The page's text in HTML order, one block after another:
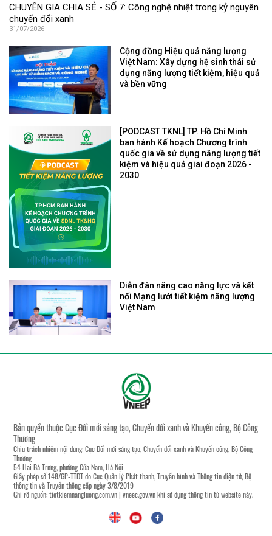
CHUYÊN GIA CHIA SẺ - SỐ 7: Công nghệ nhiệt trong kỷ nguyên
chuyển đổi xanh
31/07/2026
Cộng đồng Hiệu quả năng lượng
Việt Nam: Xây dựng hệ sinh thái sử
dụng năng lượng tiết kiệm, hiệu quả
và bền vững
[PODCAST TKNL] TP. Hồ Chí Minh
ban hành Kế hoạch Chương trình
quốc gia về sử dụng năng lượng tiết
kiệm và hiệu quả giai đoạn 2026 -
2030
Diễn đàn nâng cao năng lực và kết
nối Mạng lưới tiết kiệm năng lượng
Việt Nam
Bản quyền thuộc Cục Đổi mới sáng tạo, Chuyển đổi xanh và Khuyến công, Bộ Công
Thương
Chịu trách nhiệm nội dung: Cục Đổi mới sáng tạo, Chuyển đổi xanh và Khuyến công, Bộ Công
Thương
54 Hai Bà Trưng, phường Cửa Nam, Hà Nội
Giấy phép số 148/GP-TTĐT do Cục Quản lý Phát thanh, Truyền hình và Thông tin điện tử, Bộ
thông tin và Truyền thông cấp ngày 3/8/2019
Ghi rõ nguồn:tietkiemnangluong.com.vn| vneec.gov.vnkhi sử dụng thông tin từ website này.